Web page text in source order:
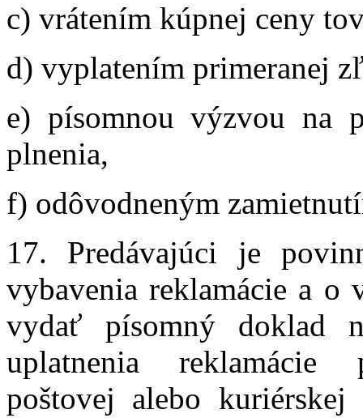
c) vrátením kúpnej ceny
d) vyplatením primeranej
e) písomnou výzvou na
plnenia,
f) odôvodneným
17. Predávajúci je
vybavenia reklamácie a o
vydať písomný doklad
uplatnenia reklamácie
poštovej alebo kuriérskej